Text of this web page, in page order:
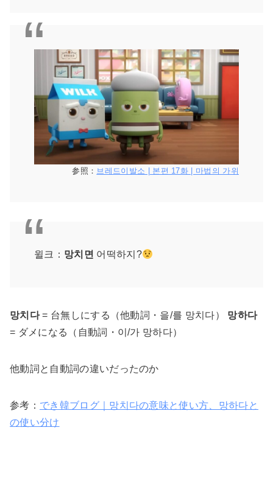
参照： 브레드이발소 | 본편 17화 | 마법의 가위
윌크： 망치면 어떡하지?
망치다= 台無しにする（他動詞・을/를 망치다） 망하다
= ダメになる（自動詞・이/가 망하다）
他動詞と自動詞の違いだったのか
参考： でき韓ブログ｜망치다の意味と使い方、망하다と
の使い分け